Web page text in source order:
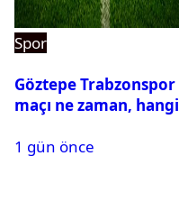
Spor
Göztepe Trabzonspor
maçı ne zaman, hangi
oynayacak mı?
1 gün önce